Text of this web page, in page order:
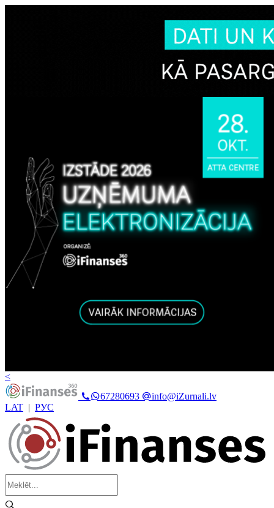
<
67280693
info@iZurnali.lv
LAT | РУС